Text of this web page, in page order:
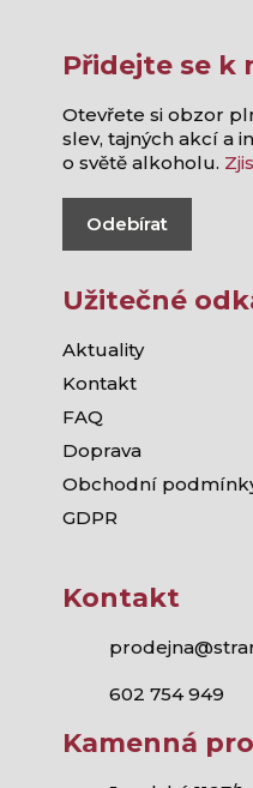
Přidejte se k
Otevřete si obzor
slev, tajných akcí a
o světě alkoholu.
Odebírat
Užitečné
Aktuality
Kontakt
FAQ
Doprava
Obchodní
GDPR
Kontakt
602 754 949
Kamenná